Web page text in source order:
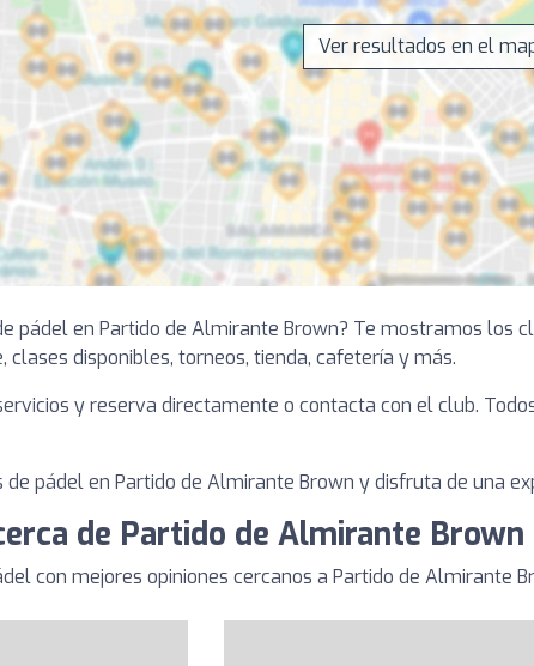
Ver resultados en el
pádel en Partido de Almirante Brown? Te mostramos los
clases disponibles, torneos, tienda, cafetería y más.
y reserva directamente o contacta con el club.
pádel en Partido de Almirante Brown y disfruta de una
de Partido de Almirante Brown
con mejores opiniones cercanos a Partido de Almirante